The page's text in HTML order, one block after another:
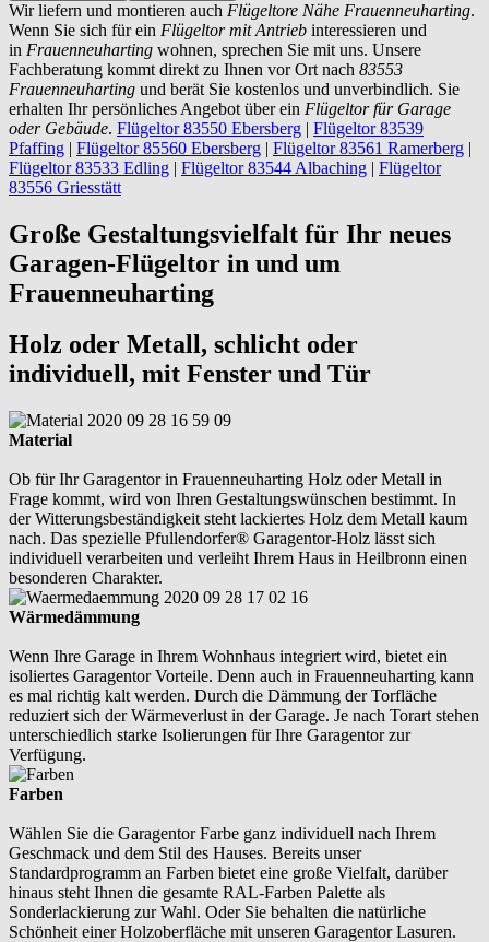
Wir liefern und montieren auch Flügeltore Nähe Frauenneuharting.
Wenn Sie sich für ein Flügeltor mit Antrieb interessieren und
in Frauenneuharting wohnen, sprechen Sie mit uns. Unsere
Fachberatung kommt direkt zu Ihnen vor Ort nach 83553
Frauenneuharting und berät Sie kostenlos und unverbindlich. Sie
erhalten Ihr persönliches Angebot über ein Flügeltor für Garage
oder Gebäude. Flügeltor 83550 Ebersberg | Flügeltor 83539
Pfaffing | Flügeltor 85560 Ebersberg | Flügeltor 83561 Ramerberg |
Flügeltor 83533 Edling | Flügeltor 83544 Albaching | Flügeltor
83556 Griesstätt
Große Gestaltungsvielfalt für Ihr neues
Garagen-Flügeltor in und um
Frauenneuharting
Holz oder Metall, schlicht oder
individuell, mit Fenster und Tür
Material
Ob für Ihr Garagentor in Frauenneuharting Holz oder Metall in
Frage kommt, wird von Ihren Gestaltungswünschen bestimmt. In
der Witterungsbeständigkeit steht lackiertes Holz dem Metall kaum
nach. Das spezielle Pfullendorfer® Garagentor-Holz lässt sich
individuell verarbeiten und verleiht Ihrem Haus in Heilbronn einen
besonderen Charakter.
Wärmedämmung
Wenn Ihre Garage in Ihrem Wohnhaus integriert wird, bietet ein
isoliertes Garagentor Vorteile. Denn auch in Frauenneuharting kann
es mal richtig kalt werden. Durch die Dämmung der Torfläche
reduziert sich der Wärmeverlust in der Garage. Je nach Torart stehen
unterschiedlich starke Isolierungen für Ihre Garagentor zur
Verfügung.
Farben
Wählen Sie die Garagentor Farbe ganz individuell nach Ihrem
Geschmack und dem Stil des Hauses. Bereits unser
Standardprogramm an Farben bietet eine große Vielfalt, darüber
hinaus steht Ihnen die gesamte RAL-Farben Palette als
Sonderlackierung zur Wahl. Oder Sie behalten die natürliche
Schönheit einer Holzoberfläche mit unseren Garagentor Lasuren.